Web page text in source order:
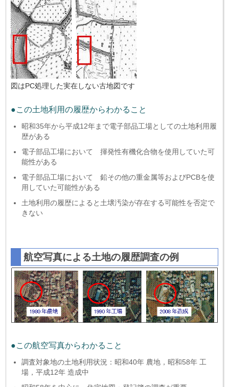
図はPC処理した実在しない古地図です
●この土地利用の履歴からわかること
昭和35年から平成12年まで電子部品工場としての土地利用履
歴がある
電子部品工場において 揮発性有機化合物を使用していた可
能性がある
電子部品工場において 鉛その他の重金属等およびPCBを使
用していた可能性がある
土地利用の履歴によると土壌汚染が存在する可能性を否定で
きない
航空写真による土地の履歴調査の例
●この航空写真からわかること
調査対象地の土地利用状況：昭和40年 農地，昭和58年 工
場，平成12年 造成中